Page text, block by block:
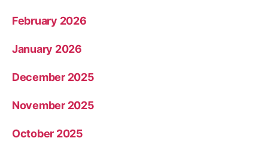
February 2026
January 2026
December 2025
November 2025
October 2025